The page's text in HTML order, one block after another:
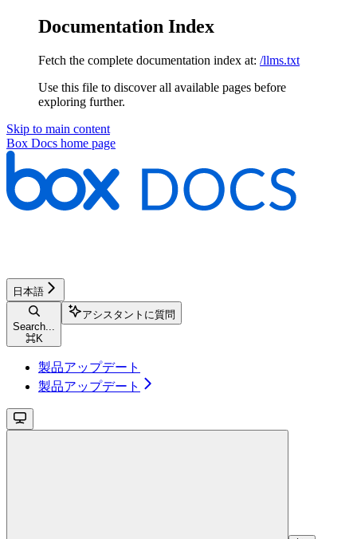
Documentation Index
Fetch the complete documentation index at: /llms.txt
Use this file to discover all available pages before
exploring further.
Skip to main content
Box Docs home page
日本語
Search...
⌘K
アシスタントに質問
製品アップデート
製品アップデート